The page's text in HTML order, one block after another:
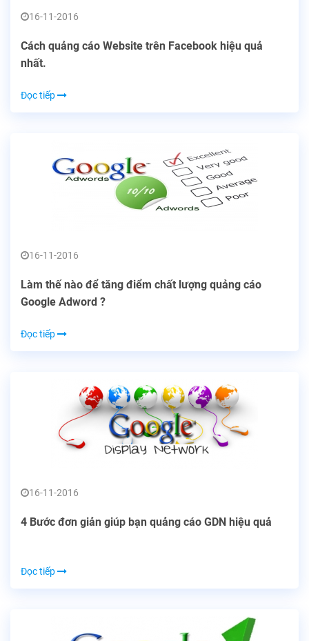
16-11-2016
Cách quảng cáo Website trên Facebook hiệu quả
nhất.
Đọc tiếp
16-11-2016
Làm thế nào để tăng điểm chất lượng quảng cáo
Google Adword ?
Đọc tiếp
16-11-2016
4 Bước đơn giản giúp bạn quảng cáo GDN hiệu quả
Đọc tiếp